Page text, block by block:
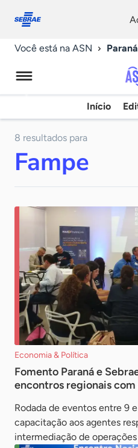
conosco
Você está na ASN Paraná
Início
8 resultados para
Fampe
Economia & Política
Fomento Paraná e
encontros regionais
Rodada de eventos entre 9
capacitação aos agentes
intermediação de